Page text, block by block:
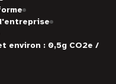
environ : 0,5g CO2e /